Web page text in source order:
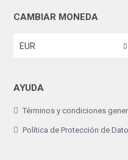
CAMBIAR MONEDA
EUR
AYUDA
Términos y condiciones
Política de Protección de